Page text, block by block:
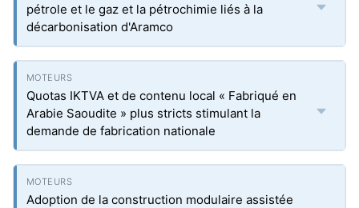
pétrole et le gaz et la pétrochimie liés à la
décarbonisation d'Aramco
Quotas IKTVA et de contenu local « Fabriqué en
Arabie Saoudite » plus stricts stimulant la
demande de fabrication nationale
Adoption de la construction modulaire assistée